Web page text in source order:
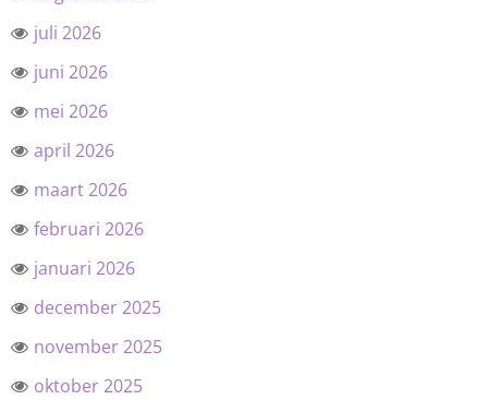
juli 2026
juni 2026
mei 2026
april 2026
maart 2026
februari 2026
januari 2026
december 2025
november 2025
oktober 2025